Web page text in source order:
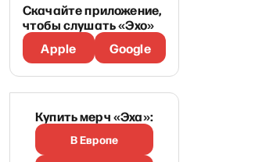
Скачайте приложение,
чтобы слушать «Эхо»
Apple
Google
Купить мерч «Эха»:
В Европе